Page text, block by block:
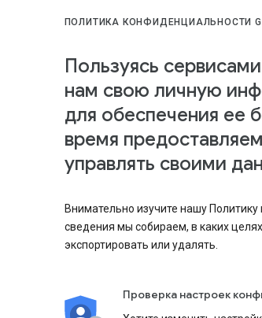
ПОЛИТИКА КОНФИДЕНЦИАЛЬНОСТИ
Пользуясь
нам свою личную
для обеспечения ее
время
управлять своими
Внимательно изучите нашу
сведения мы собираем, в каких
экспортировать или удалять.
Проверка настроек